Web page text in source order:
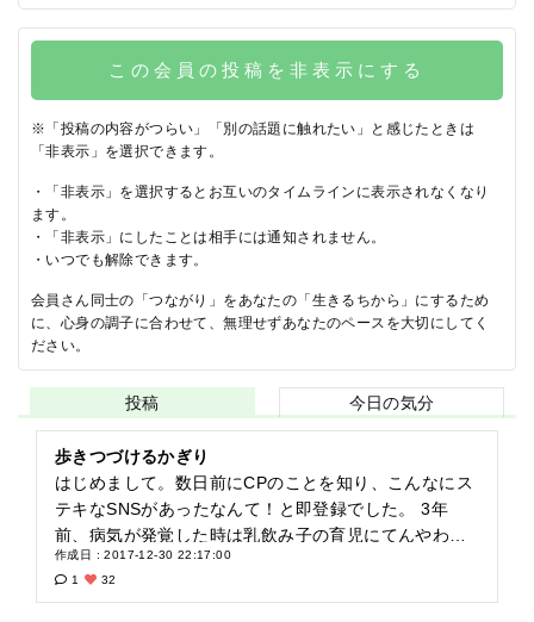
この会員の投稿を非表示にする
※「投稿の内容がつらい」「別の話題に触れたい」と感じたときは
「非表示」を選択できます。
・「非表示」を選択するとお互いのタイムラインに表示されなくなり
ます。
・「非表示」にしたことは相手には通知されません。
・いつでも解除できます。
会員さん同士の「つながり」をあなたの「生きるちから」にするため
に、心身の調子に合わせて、無理せずあなたのペースを大切にしてく
ださい。
投稿 今日の気分
歩きつづけるかぎり
はじめまして。数日前にCPのことを知り、こんなにス
テキなSNSがあったなんて！と即登録でした。 3年
前、病気が発覚した時は乳飲み子の育児にてんやわん
やしていた頃… まさか、突然のガン告知と、入院闘病
生活がやってくることになるとは思いもせず。 私はど
作成日 : 2017-12-30 22:17:00
1
32